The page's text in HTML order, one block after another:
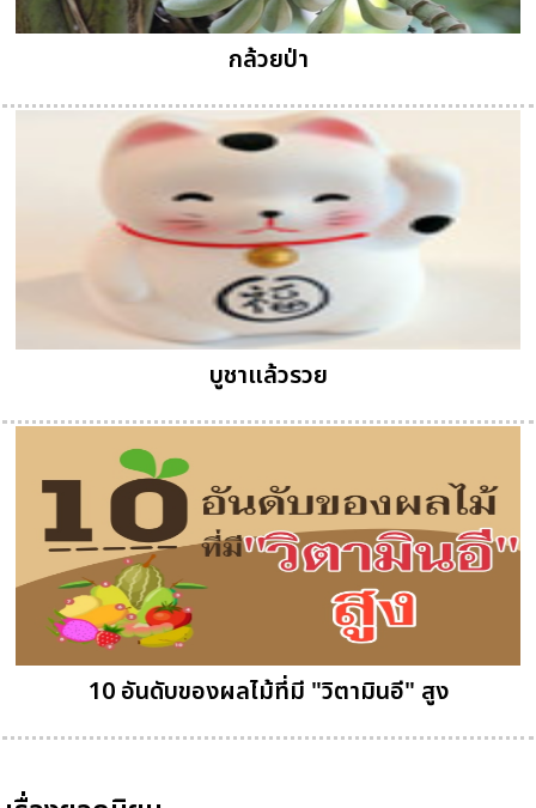
กล้วยป่า
บูชาแล้วรวย
10 อันดับของผลไม้ที่มี "วิตามินอี" สูง